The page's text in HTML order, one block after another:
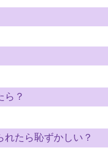
ら？
たら恥ずかしい？